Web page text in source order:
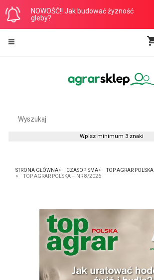
NOWOŚĆ!! Jak budować żyzność
gleby?
STRONA GŁÓWNA CZASOPISMA
TOP AGRAR POLSKA
TOP AGRAR POLSKA – NR 8/2026